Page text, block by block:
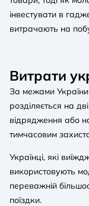
інвестувати в
витрачають на
Витрати
За межами України
розділяється на
відрядження або
тимчасовим
Українці, які
використовують
переважній
поїздки.